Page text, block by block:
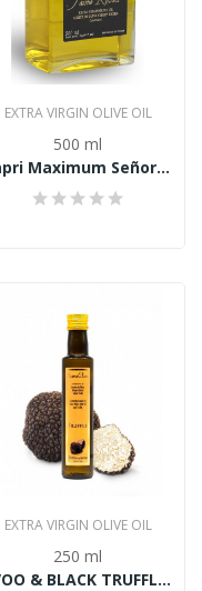
EXTRA VIRGIN OLIVE OIL
500 ml
Capri Maximum Señorio de Jaime Rosell Extra...
EXTRA VIRGIN OLIVE OIL
250 ml
EVOO & BLACK TRUFFLE, Extra panensky olivový...